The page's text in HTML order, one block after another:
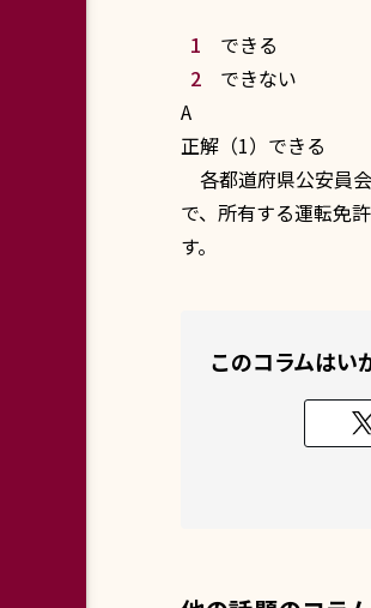
できる
できない
A
正解（1）できる
各都道府県公安員会
で、所有する運転免
す。
このコラムはい